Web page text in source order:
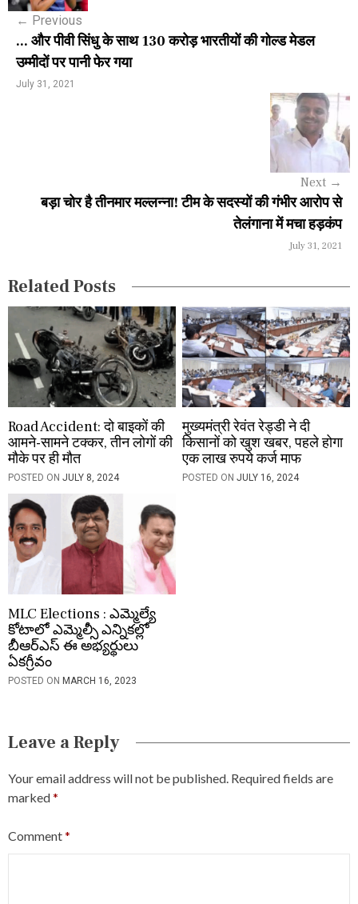
n
a
o
← Previous
... और पीवी सिंधु के साथ 130 करोड़ भारतीयों की गोल्ड मेडल
उम्मीदों पर पानी फेर गया
July 31, 2021
Next →
बड़ा चोर है तीनमार मल्लन्ना! टीम के सदस्यों की गंभीर आरोप से
तेलंगाना में मचा हड़कंप
July 31, 2021
Related Posts
Road Accident: दो बाइकों की
आमने-सामने टक्कर, तीन लोगों की
मौके पर ही मौत
POSTED ON JULY 8, 2024
मुख्यमंत्री रेवंत रेड्डी ने दी
किसानों को खुश खबर, पहले होगा
एक लाख रुपये कर्ज माफ
POSTED ONJULY 16, 2024
MLC Elections : ఎమ్మెల్యే
కోటాలో ఎమ్మెల్సీ ఎన్నిక‌ల్లో
బీఆర్ఎస్ ఈ అభ్య‌ర్థులు
ఏక‌గ్రీవం
POSTED ON MARCH 16, 2023
Leave a Reply
Your email address will not be published. Required fields are
marked*
Comment*